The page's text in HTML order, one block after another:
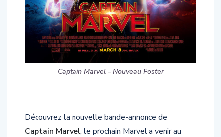
Captain Marvel – Nouveau Poster
Découvrez la nouvelle bande-annonce de
Captain Marvel, le prochain Marvel a venir au